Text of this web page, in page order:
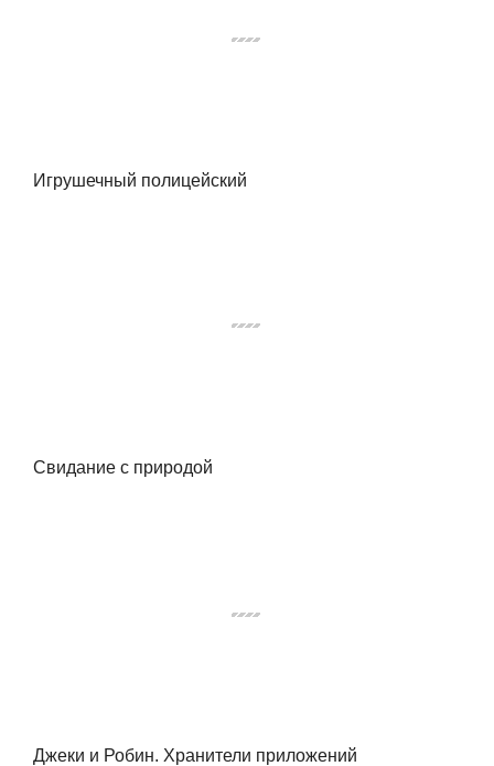
Игрушечный полицейский
Свидание с природой
Джеки и Робин. Хранители приложений